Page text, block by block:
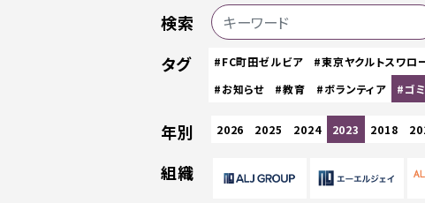
検索
タグ
#FC町田ゼルビア #東京ヤクルトスワロ
#お知らせ
#教育 #ボランティア #ゴ
年別 2026 2025 2024 2023 2018
組織